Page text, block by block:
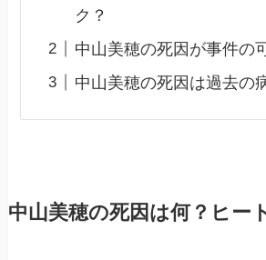
ク？
中山美穂の死因が事件の
中山美穂の死因は過去の
中山美穂の死因は何？ヒー